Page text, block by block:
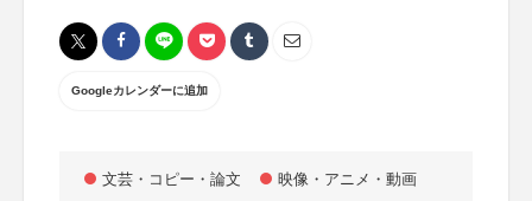
Googleカレンダーに追加
文芸・コピー・論文 映像・アニメ・動画